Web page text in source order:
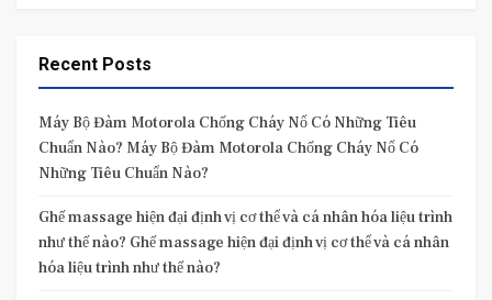
Recent Posts
Máy Bộ Đàm Motorola Chống Cháy Nổ Có Những Tiêu
Chuẩn Nào? Máy Bộ Đàm Motorola Chống Cháy Nổ Có
Những Tiêu Chuẩn Nào?
Ghế massage hiện đại định vị cơ thể và cá nhân hóa liệu trình
như thế nào? Ghế massage hiện đại định vị cơ thể và cá nhân
hóa liệu trình như thế nào?